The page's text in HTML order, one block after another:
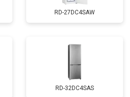
RD-27DC4SAW
RD-32DC4SAS